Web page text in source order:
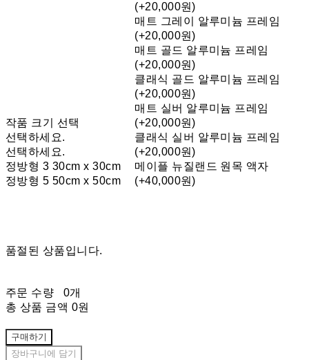
작품 크기 선택
선택하세요.
선택하세요.
정방형 3 30cm x 30cm
정방형 5 50cm x 50cm
(+20,000원)
매트 그레이 알루미늄 프레임
(+20,000원)
매트 골드 알루미늄 프레임
(+20,000원)
클래식 골드 알루미늄 프레임
(+20,000원)
매트 실버 알루미늄 프레임
(+20,000원)
클래식 실버 알루미늄 프레임
(+20,000원)
메이플 뉴질랜드 원목 액자
(+40,000원)
품절된 상품입니다.
주문 수량
0개
총 상품 금액 0원
구매하기
장바구니에 담기